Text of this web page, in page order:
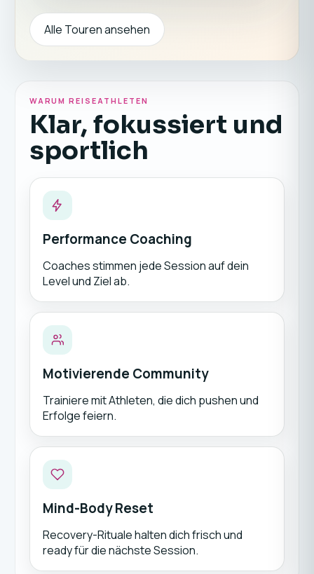
Alle Touren ansehen
WARUM REISEATHLETEN
Klar, fokussiert und
sportlich
Performance Coaching
Coaches stimmen jede Session auf dein
Level und Ziel ab.
Motivierende Community
Trainiere mit Athleten, die dich pushen und
Erfolge feiern.
Mind-Body Reset
Recovery-Rituale halten dich frisch und
ready für die nächste Session.